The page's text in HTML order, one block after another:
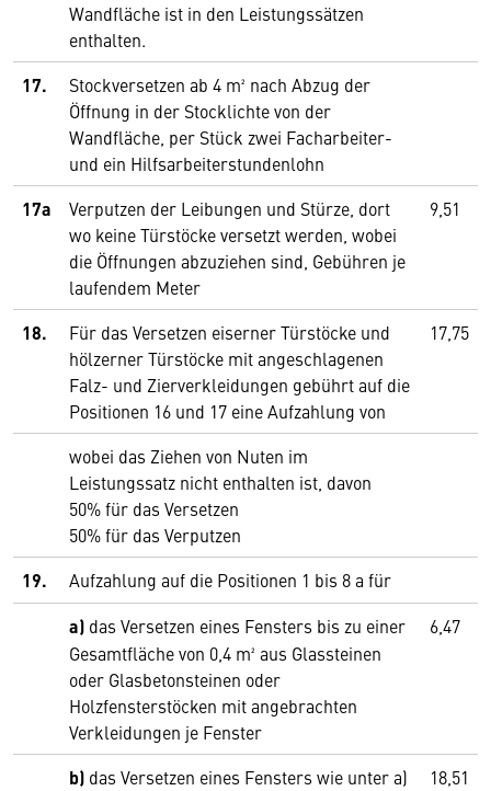
Wandfläche ist in den Leistungssätzen
enthalten.
17.
Stockversetzen ab 4 m² nach Abzug der
Öffnung in der Stocklichte von der
Wandfläche, per Stück zwei Facharbeiter-
und ein Hilfsarbeiterstundenlohn
17a
Verputzen der Leibungen und Stürze, dort
wo keine Türstöcke versetzt werden, wobei
die Öffnungen abzuziehen sind, Gebühren je
laufendem Meter
9,51
18.
Für das Versetzen eiserner Türstöcke und
hölzerner Türstöcke mit angeschlagenen
Falz- und Zierverkleidungen gebührt auf die
Positionen 16 und 17 eine Aufzahlung von
17,75
wobei das Ziehen von Nuten im
Leistungssatz nicht enthalten ist, davon
50% für das Versetzen
50% für das Verputzen
19. Aufzahlung auf die Positionen 1 bis 8 a für
a) das Versetzen eines Fensters bis zu einer
Gesamtfläche von 0,4 m² aus Glassteinen
oder Glasbetonsteinen oder
Holzfensterstöcken mit angebrachten
Verkleidungen je Fenster
6,47
b) das Versetzen eines Fensters wie unter a)
18,51